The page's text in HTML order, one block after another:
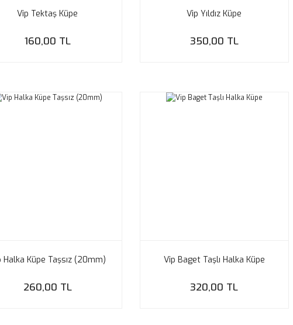
Vip Tektaş Küpe
160,00 TL
Vip Yıldız Küpe
350,00 TL
Halka Küpe Taşsız (20mm)
260,00 TL
Vip Baget Taşlı Halka Küpe
320,00 TL